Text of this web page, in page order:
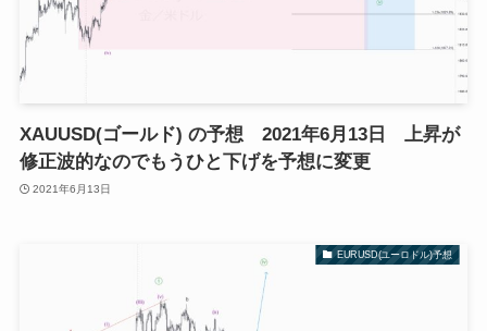
XAUUSD(ゴールド) の予想 2021年6月13日 上昇が
修正波的なのでもうひと下げを予想に変更
2021年6月13日
EURUSD(ユーロドル)予想